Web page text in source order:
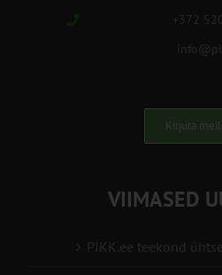
+372
Kirjuta
VIIMASED
PIKK.ee teekond